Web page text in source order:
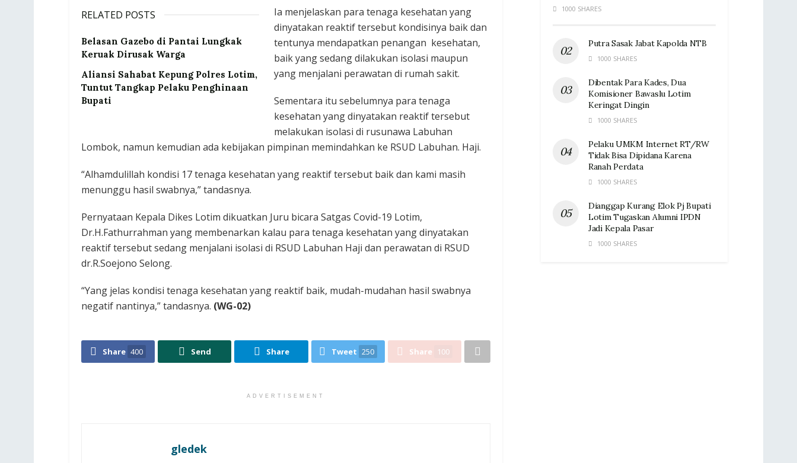
RELATED POSTS
Belasan Gazebo di Pantai Lungkak
Keruak Dirusak Warga
Aliansi Sahabat Kepung Polres Lotim,
Tuntut Tangkap Pelaku Penghinaan
Bupati
Ia menjelaskan para tenaga kesehatan yang
dinyatakan reaktif tersebut kondisinya baik dan
tentunya mendapatkan penangan kesehatan,
baik yang sedang dilakukan isolasi maupun
yang menjalani perawatan di rumah sakit.
Sementara itu sebelumnya para tenaga
kesehatan yang dinyatakan reaktif tersebut
melakukan isolasi di rusunawa Labuhan
Lombok, namun kemudian ada kebijakan pimpinan memindahkan ke RSUD Labuhan. Haji.
“Alhamdulillah kondisi 17 tenaga kesehatan yang reaktif tersebut baik dan kami masih
menunggu hasil swabnya,” tandasnya.
Pernyataan Kepala Dikes Lotim dikuatkan Juru bicara Satgas Covid-19 Lotim,
Dr.H.Fathurrahman yang membenarkan kalau para tenaga kesehatan yang dinyatakan
reaktif tersebut sedang menjalani isolasi di RSUD Labuhan Haji dan perawatan di RSUD
dr.R.Soejono Selong.
“Yang jelas kondisi tenaga kesehatan yang reaktif baik, mudah-mudahan hasil swabnya
negatif nantinya,” tandasnya. (WG-02)
Share 400 Send Share Tweet 250 Share 100
ADVERTISEMENT
gledek
1000 SHARES
Putra Sasak Jabat Kapolda NTB
1000 SHARES
Dibentak Para Kades, Dua
Komisioner Bawaslu Lotim
Keringat Dingin ‎
1000 SHARES
Pelaku UMKM Internet RT/RW
Tidak Bisa Dipidana Karena
Ranah Perdata
1000 SHARES
Dianggap Kurang Elok Pj Bupati
Lotim Tugaskan Alumni IPDN
Jadi Kepala Pasar‎
1000 SHARES